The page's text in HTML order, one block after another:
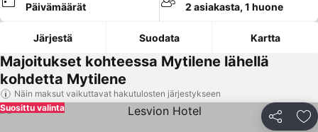
Päivämäärät 2 asiakasta, 1 huone
Järjestä Suodata Kartta
Majoitukset kohteessa Mytilene lähellä
kohdetta Mytilene
Näin maksut vaikuttavat hakutulosten järjestykseen
Jaa
Suosittu valinta